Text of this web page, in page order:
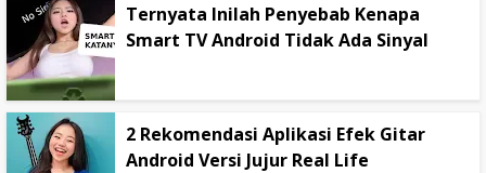
Ternyata Inilah Penyebab Kenapa
Smart TV Android Tidak Ada Sinyal
2 Rekomendasi Aplikasi Efek Gitar
Android Versi Jujur Real Life